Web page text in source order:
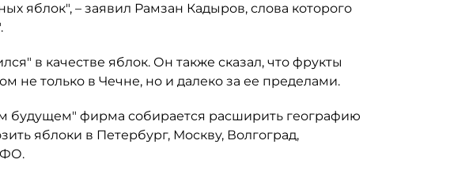
яблок", – заявил Рамзан Кадыров, слова которого
в качестве яблок. Он также сказал, что фрукты
не только в Чечне, но и далеко за ее пределами.
будущем" фирма собирается расширить географию
яблоки в Петербург, Москву, Волгоград,